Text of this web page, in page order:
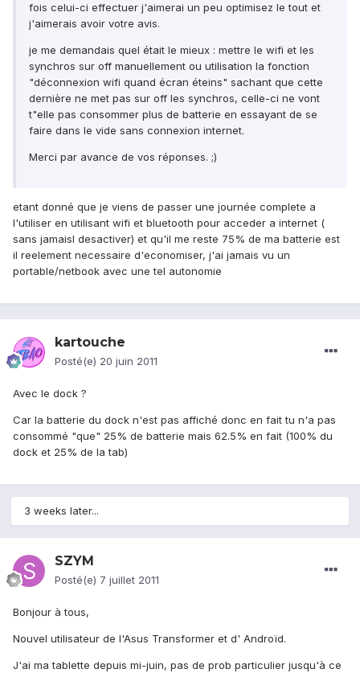
fois celui-ci effectuer j'aimerai un peu optimisez le tout et
j'aimerais avoir votre avis.
je me demandais quel était le mieux : mettre le wifi et les
synchros sur off manuellement ou utilisation la fonction
"déconnexion wifi quand écran éteins" sachant que cette
dernière ne met pas sur off les synchros, celle-ci ne vont
t"elle pas consommer plus de batterie en essayant de se
faire dans le vide sans connexion internet.
Merci par avance de vos réponses. ;)
etant donné que je viens de passer une journée complete a
l'utiliser en utilisant wifi et bluetooth pour acceder a internet (
sans jamaisl desactiver) et qu'il me reste 75% de ma batterie est
il reelement necessaire d'economiser, j'ai jamais vu un
portable/netbook avec une tel autonomie
kartouche
Posté(e) 20 juin 2011
Avec le dock ?
Car la batterie du dock n'est pas affiché donc en fait tu n'a pas
consommé "que" 25% de batterie mais 62.5% en fait (100% du
dock et 25% de la tab)
3 weeks later...
SZYM
Posté(e) 7 juillet 2011
Bonjour à tous,
Nouvel utilisateur de l'Asus Transformer et d' Androïd.
J'ai ma tablette depuis mi-juin, pas de prob particulier jusqu'à ce